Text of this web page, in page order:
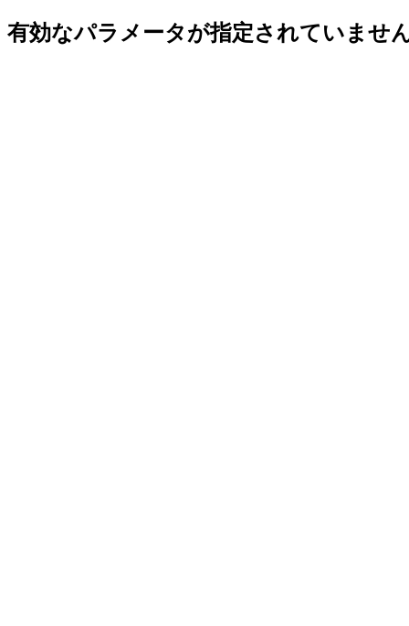
有効なパラメータが指定されていませ